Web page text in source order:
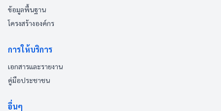
ข้อมูลพื้นฐาน
โครงสร้างองค์กร
การให้บริการ
เอกสารและรายงาน
คู่มือประชาชน
อื่นๆ